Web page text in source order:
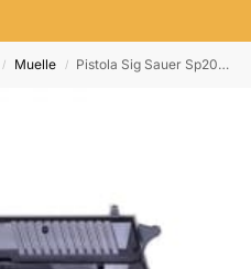
/ Muelle / Pistola Sig Sauer Sp2022 H.P.A. Negra – 6 Mm Muelle